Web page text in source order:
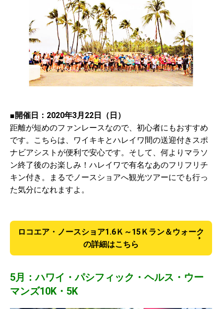
■開催日：2020年3月22日（日）
距離が短めのファンレースなので、初心者にもおすすめ
です。こちらは、ワイキキとハレイワ間の送迎付きスポ
ナビアシストが便利で安心です。そして、何よりマラソ
ン終了後のお楽しみ！ハレイワで有名なあのフリフリチ
キン付き。まるでノースショアへ観光ツアーにでも行っ
た気分になれますよ。
ロコエア・ノースショア1.6Ｋ～15Ｋラン＆ウォーク
の詳細はこちら
5月：ハワイ・パシフィック・ヘルス・ウー
マンズ10K・5K